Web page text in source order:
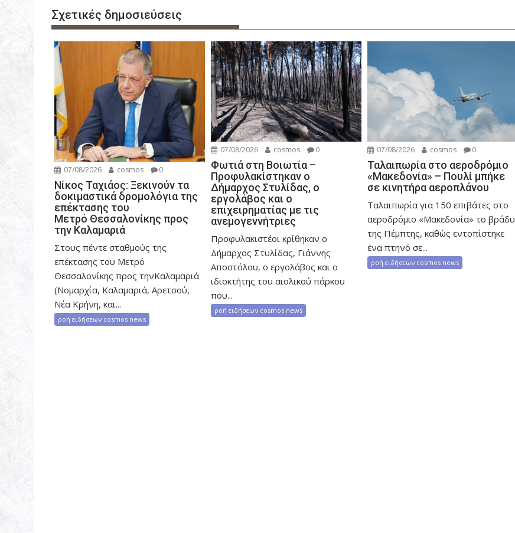
γ
η
σ
ά
ρ
θ
ρ
ω
ν
Σχετικές δημοσιεύσεις
07/08/2026 cosmos 0
Νίκος Ταχιάος: Ξεκινούν τα
δοκιμαστικά δρομολόγια της
επέκτασης του
Μετρό Θεσσαλονίκης προς
την Καλαμαριά
Στους πέντε σταθμούς της
επέκτασης του Μετρό
Θεσσαλονίκης προς τηνΚαλαμαριά
(Νομαρχία, Καλαμαριά, Αρετσού,
Νέα Κρήνη, και...
ροή ειδήσεων cosmos news
07/08/2026 cosmos 0
Φωτιά στη Βοιωτία –
Προφυλακίστηκαν ο
Δήμαρχος Στυλίδας, ο
εργολάβος και ο
επιχειρηματίας με τις
ανεμογεννήτριες
Προφυλακιστέοι κρίθηκαν ο
Δήμαρχος Στυλίδας, Γιάννης
Αποστόλου, ο εργολάβος και ο
ιδιοκτήτης του αιολικού πάρκου
που...
ροή ειδήσεων cosmos news
07/08/2026 cosmos 0
Ταλαιπωρία στο αεροδρόμιο
«Μακεδονία» – Πουλί μπήκε
σε κινητήρα αεροπλάνου
Ταλαιπωρία για 150 επιβάτες στο
αεροδρόμιο «Μακεδονία» το βράδυ
της Πέμπτης, καθώς εντοπίστηκε
ένα πτηνό σε...
ροή ειδήσεων cosmos news